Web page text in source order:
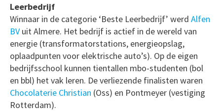
Leerbedrijf
Winnaar in de categorie ‘Beste Leerbedrijf’ werd Alfen
BVuit Almere. Het bedrijf is actief in de wereld van
energie (transformatorstations, energieopslag,
oplaadpunten voor elektrische auto’s). Op de eigen
bedrijfsschool kunnen tientallen mbo-studenten (bol
en bbl) het vak leren. De verliezende finalisten waren
Chocolaterie Christian (Oss) en Pontmeyer (vestiging
Rotterdam).